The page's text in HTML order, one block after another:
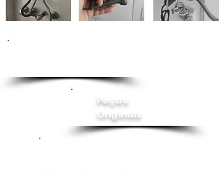
Peças
Originais